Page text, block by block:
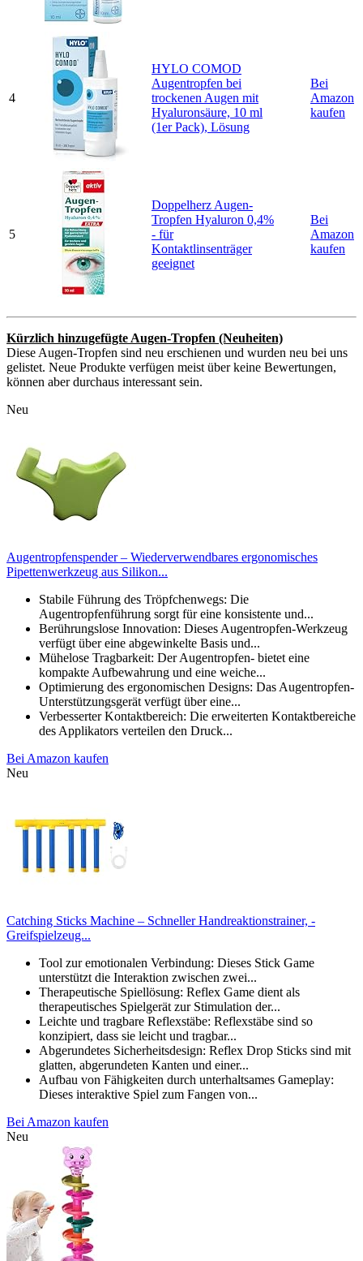
4
HYLO COMOD
Augentropfen bei
trockenen Augen mit
Hyaluronsäure, 10 ml
(1er Pack), Lösung
Bei
Amazon
kaufen
5
Doppelherz Augen-
Tropfen Hyaluron 0,4%
- für
Kontaktlinsenträger
geeignet
Bei
Amazon
kaufen
Kürzlich hinzugefügte Augen-Tropfen (Neuheiten)
Diese Augen-Tropfen sind neu erschienen und wurden neu bei uns
gelistet. Neue Produkte verfügen meist über keine Bewertungen,
können aber durchaus interessant sein.
Neu
Augentropfenspender – Wiederverwendbares ergonomisches
Pipettenwerkzeug aus Silikon...
Stabile Führung des Tröpfchenwegs: Die
Augentropfenführung sorgt für eine konsistente und...
Berührungslose Innovation: Dieses Augentropfen-Werkzeug
verfügt über eine abgewinkelte Basis und...
Mühelose Tragbarkeit: Der Augentropfen- bietet eine
kompakte Aufbewahrung und eine weiche...
Optimierung des ergonomischen Designs: Das Augentropfen-
Unterstützungsgerät verfügt über eine...
Verbesserter Kontaktbereich: Die erweiterten Kontaktbereiche
des Applikators verteilen den Druck...
Bei Amazon kaufen
Neu
Catching Sticks Machine – Schneller Handreaktionstrainer, -
Greifspielzeug...
Tool zur emotionalen Verbindung: Dieses Stick Game
unterstützt die Interaktion zwischen zwei...
Therapeutische Spiellösung: Reflex Game dient als
therapeutisches Spielgerät zur Stimulation der...
Leichte und tragbare Reflexstäbe: Reflexstäbe sind so
konzipiert, dass sie leicht und tragbar...
Abgerundetes Sicherheitsdesign: Reflex Drop Sticks sind mit
glatten, abgerundeten Kanten und einer...
Aufbau von Fähigkeiten durch unterhaltsames Gameplay:
Dieses interaktive Spiel zum Fangen von...
Bei Amazon kaufen
Neu